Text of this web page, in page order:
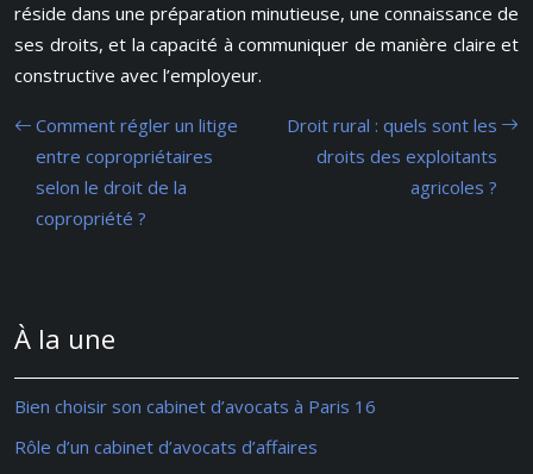
réside dans une préparation minutieuse, une connaissance de
ses droits, et la capacité à communiquer de manière claire et
constructive avec l’employeur.
Comment régler un litige
entre copropriétaires
selon le droit de la
copropriété ?
Droit rural : quels sont les
droits des exploitants
agricoles ?
À la une
Bien choisir son cabinet d’avocats à Paris 16
Rôle d’un cabinet d’avocats d’affaires